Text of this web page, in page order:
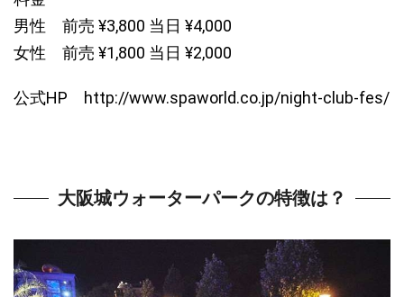
男性 前売 ¥3,800 当日 ¥4,000
女性 前売 ¥1,800 当日 ¥2,000
公式HP http://www.spaworld.co.jp/night-club-fes/
大阪城ウォーターパークの特徴は？